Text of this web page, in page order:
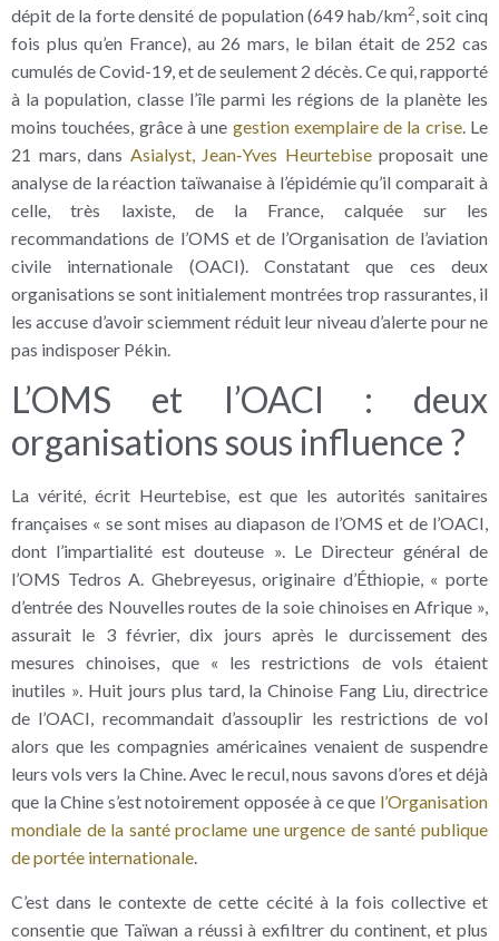
dépit de la forte densité de population (649 hab/km2, soit cinq
fois plus qu’en France), au 26 mars, le bilan était de 252 cas
cumulés de Covid-19, et de seulement 2 décès. Ce qui, rapporté
à la population, classe l’île parmi les régions de la planète les
moins touchées, grâce à une gestion exemplaire de la crise. Le
21 mars, dans Asialyst, Jean‑Yves Heurtebiseproposait une
analyse de la réaction taïwanaise à l’épidémie qu’il comparait à
celle, très laxiste, de la France, calquée sur les
recommandations de l’OMS et de l’Organisation de l’aviation
civile internationale (OACI). Constatant que ces deux
organisations se sont initialement montrées trop rassurantes, il
les accuse d’avoir sciemment réduit leur niveau d’alerte pour ne
pas indisposer Pékin.
L’OMS et l’OACI : deux
organisations sous influence ?
La vérité, écrit Heurtebise, est que les autorités sanitaires
françaises « se sont mises au diapason de l’OMS et de l’OACI,
dont l’impartialité est douteuse ». Le Directeur général de
l’OMS Tedros A. Ghebreyesus, originaire d’Éthiopie, « porte
d’entrée des Nouvelles routes de la soie chinoises en Afrique »,
assurait le 3 février, dix jours après le durcissement des
mesures chinoises, que « les restrictions de vols étaient
inutiles ». Huit jours plus tard, la Chinoise Fang Liu, directrice
de l’OACI, recommandait d’assouplir les restrictions de vol
alors que les compagnies américaines venaient de suspendre
leurs vols vers la Chine. Avec le recul, nous savons d’ores et déjà
que la Chine s’est notoirement opposée à ce que l’Organisation
mondiale de la santé proclame une urgence de santé publique
de portée internationale.
C’est dans le contexte de cette cécité à la fois collective et
consentie que Taïwan a réussi à exfiltrer du continent, et plus